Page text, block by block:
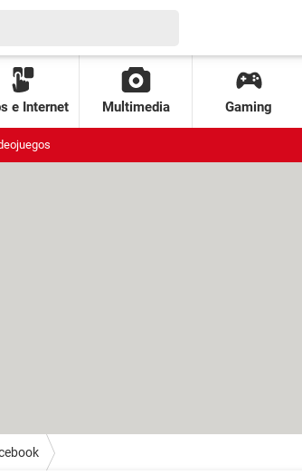
e Internet Multimedia Gaming